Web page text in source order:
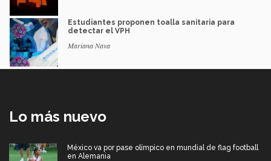
Estudiantes proponen toalla sanitaria para
detectar el VPH
Mariana Nava
Lo más nuevo
México va por pase olímpico en mundial de flag football
en Alemania